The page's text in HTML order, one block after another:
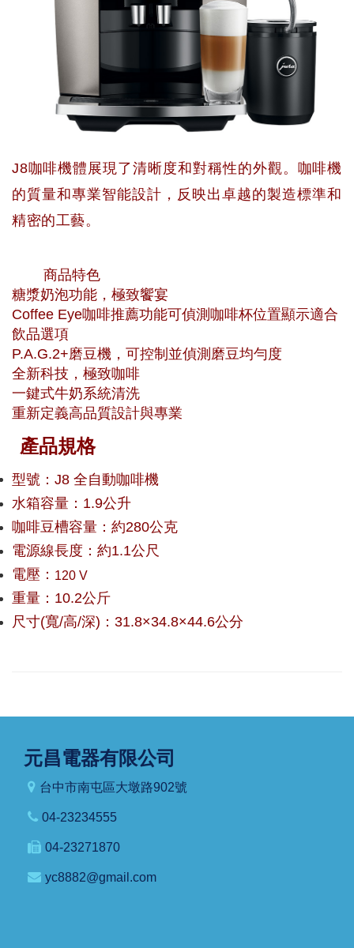
J8咖啡機體展現了清晰度和對稱性的外觀。咖啡機
的質量和專業智能設計，反映出卓越的製造標準和
精密的工藝。
商品特色
糖漿奶泡功能，極致饗宴
Coffee Eye咖啡推薦功能可偵測咖啡杯位置顯示適合
飲品選項
P.A.G.2+磨豆機，可控制並偵測磨豆均勻度
全新科技，極致咖啡
一鍵式牛奶系統清洗
重新定義高品質設計與專業
產品規格
型號：J8 全自動咖啡機
水箱容量：1.9公升
咖啡豆槽容量：約280公克
電源線長度：約1.1公尺
電壓： 120 V
重量：10.2公斤
尺寸(寬/高/深)：31.8×34.8×44.6公分
元昌電器有限公司
台中市南屯區大墩路902號
04-23234555
04-23271870
yc8882@gmail.com